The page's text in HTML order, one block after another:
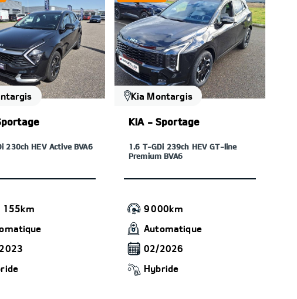
230ch HEV Active BVA6
155km
Kia Montargis
KIA - Sportage
1.6 T-GDi 239ch HEV GT-line
Premium BVA6
9 000km
Automatique
02/2026
Hybride